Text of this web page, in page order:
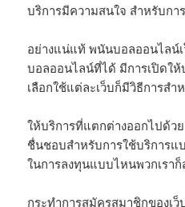
บริการมีความสนใจ สำหรับกา
อย่างแน่แท้ พนันบอลออนไลน์
บอลออนไลน์ที่ได้ มีการเปิดใ
เลือกใช้แต่ละเว็บก็มีวิธีการสำ
ให้บริการที่แตกต่างออกไปด้ว
ชื่นชอบสำหรับการใช้บริการ
ในการลงทุนแบบไหนพวกเราก็
กระทำการสมัครสมาชิกของเ